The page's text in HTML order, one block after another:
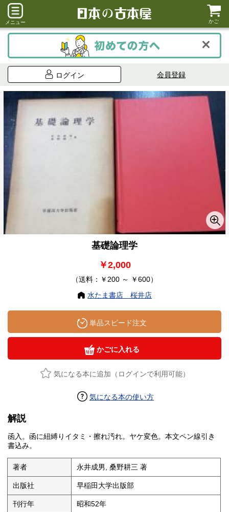
メニュー かご
ログイン 会員登録
基礎論理学
￥2,000
（送料：￥200 ～ ￥600）
水たま書店 桜井店
単品スピード注文
かごに入れる
気になる本に追加（ログインで利用可能）
気になる本の使い方
解説
函入。函に紐縛りイタミ・擦れ汚れ。ヤケ変色。本文ペン線引き
書込み。
著者 永井成男, 桑野耕三 著
出版社 早稲田大学出版部
刊行年 昭和52年